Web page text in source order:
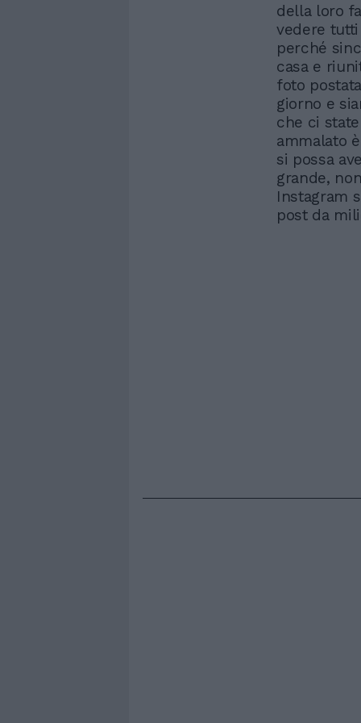
della loro
vedere
perché
casa e
foto
giorno e
che ci
ammalato
si possa
grande,
Instagram
post da